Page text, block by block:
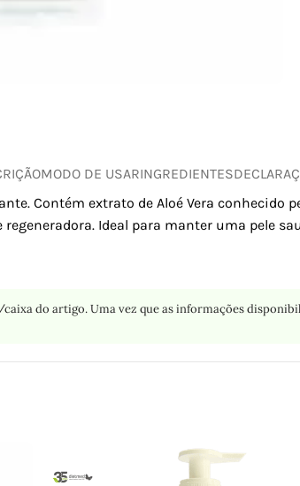
MODO DE USARINGREDIENTES
Contém extrato de Aloé Vera
Ideal para manter uma pele
do artigo. Uma vez que as informações